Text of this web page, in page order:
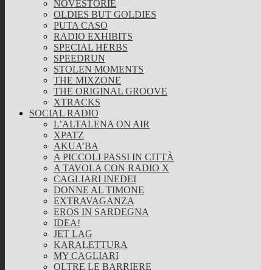
NOVESTORIE
OLDIES BUT GOLDIES
PUTA CASO
RADIO EXHIBITS
SPECIAL HERBS
SPEEDRUN
STOLEN MOMENTS
THE MIXZONE
THE ORIGINAL GROOVE
XTRACKS
SOCIAL RADIO
L’ALTALENA ON AIR
XPATZ
AKUA’BA
A PICCOLI PASSI IN CITTÀ
A TAVOLA CON RADIO X
CAGLIARI INEDEI
DONNE AL TIMONE
EXTRAVAGANZA
EROS IN SARDEGNA
IDEA!
JET LAG
KARALETTURA
MY CAGLIARI
OLTRE LE BARRIERE